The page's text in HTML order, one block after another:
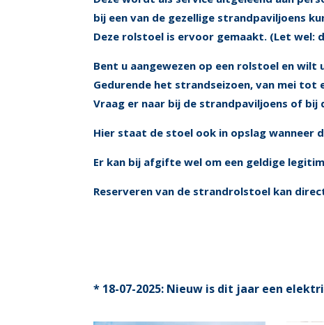
bij een van de gezellige strandpaviljoens
Deze rolstoel is ervoor gemaakt. (Let wel:
Bent u aangewezen op een rolstoel en wilt
Gedurende het strandseizoen, van mei
Vraag er naar bij de strandpaviljoens of bij
Hier staat de stoel ook in opslag wanneer
Er kan bij afgifte wel om een geldige
Reserveren van de strandrolstoel kan
* 18-07-2025: Nieuw is dit jaar een